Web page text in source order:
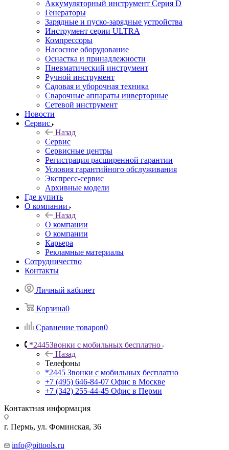
Аккумуляторный инструмент Серия D
Генераторы
Зарядные и пуско-зарядные устройства
Инструмент серии ULTRA
Компрессоры
Насосное оборудование
Оснастка и принадлежности
Пневматический инструмент
Ручной инструмент
Садовая и уборочная техника
Сварочные аппараты инверторные
Сетевой инструмент
Новости
Сервис
Назад
Сервис
Сервисные центры
Регистрация расширенной гарантии
Условия гарантийного обслуживания
Экспресс-сервис
Архивные модели
Где купить
О компании
Назад
О компании
О компании
Карьера
Рекламные материалы
Сотрудничество
Контакты
Личный кабинет
Корзина0
Сравнение товаров0
*2445Звонки с мобильных бесплатно
Назад
Телефоны
*2445 Звонки с мобильных бесплатно
+7 (495) 646-84-07 Офис в Москве
+7 (342) 255-44-45 Офис в Перми
Контактная информация
г. Пермь, ул. Фоминская, 36
info@pittools.ru